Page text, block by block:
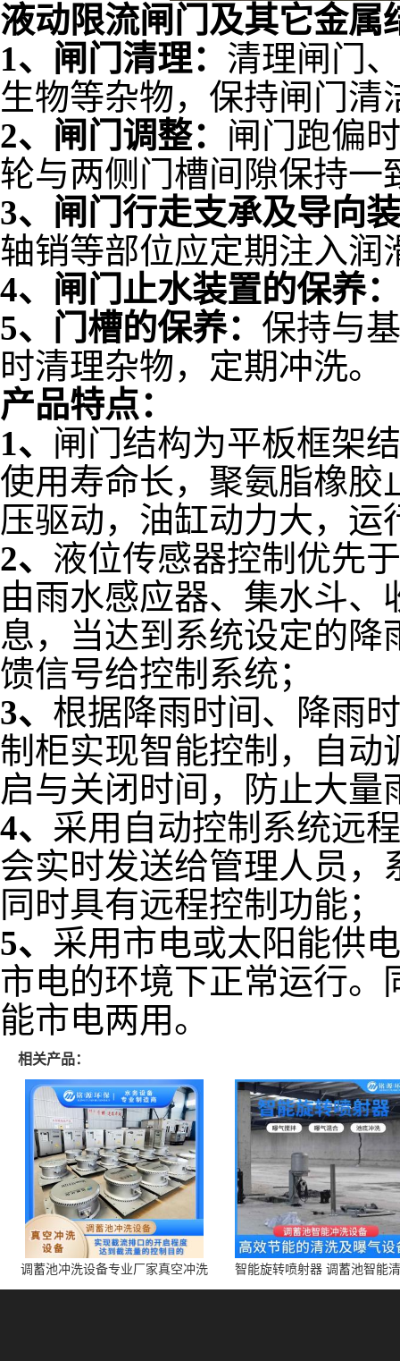
液动限流闸门及其它金属
1、闸门清理： 清理闸门
生物等杂物，保持闸门清
2、闸门调整： 闸门跑偏
轮与两侧门槽间隙保持一
3、闸门行走支承及导向
轴销等部位应定期注入润
4、闸门止水装置的保养：
5、门槽的保养： 保持与
时清理杂物，定期冲洗。
产品特点：
1、 闸门结构为平板框架
使用寿命长，聚氨脂橡胶
压驱动，油缸动力大，运
2、 液位传感器控制优先
由雨水感应器、集水斗
息，当达到系统设定的
馈信号给控制系统；
3、 根据降雨时间、降雨
制柜实现智能控制，自动
启与关闭时间，防止大量
4、 采用自动控制系统远
会实时发送给管理人员
同时具有远程控制功能；
5、 采用市电或太阳能供
市电的环境下正常运行
能市电两用。
相关产品：
调蓄池冲洗设备专业厂家真空冲洗
装置厂家青岛铭源环保减少堵塞设
智能旋转喷射器 调蓄池智能
点对点面对面旋转清洗